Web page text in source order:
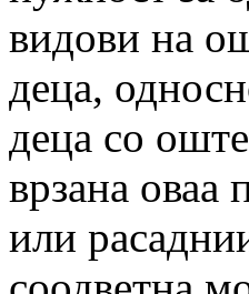
видови на
деца,
деца со
врзана оваа
или